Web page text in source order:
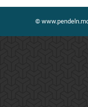
©